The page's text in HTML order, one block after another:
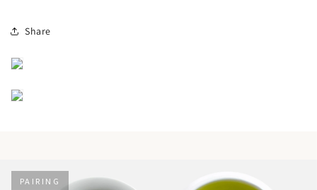
Share
PAIRING